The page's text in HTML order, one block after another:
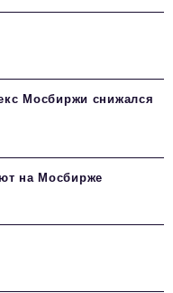
Мосбиржи снижался
на Мосбирже